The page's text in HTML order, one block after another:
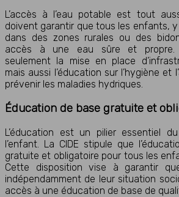
L’accès à l’eau potable est tout
doivent garantir que tous les enfants,
dans des zones rurales ou des
accès à une eau sûre et propre.
seulement la mise en place
mais aussi l’éducation sur l’hygiène et
prévenir les maladies hydriques.
Éducation de base gratuite et
L’éducation est un pilier essentiel
l’enfant. La CIDE stipule que
gratuite et obligatoire pour tous les
Cette disposition vise à garantir
indépendamment de leur situation
accès à une éducation de base de